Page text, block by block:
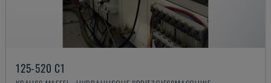
125-520 C1